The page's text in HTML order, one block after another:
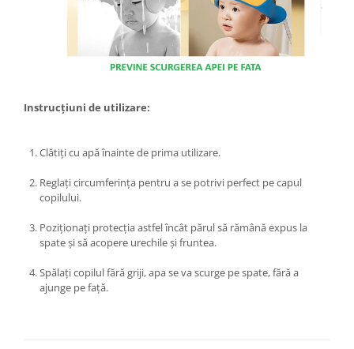
Kit-uri Supravietuire si Accesorii
Curatenie si menaj
Accesorii ingrijire casa
Aparate de calcat
Cutii depozitare diverse
Cutii pentru chei
Maturi, mopuri si galeti
Organizatoare imbracaminte si
incaltaminte
Perii de curatare
Instrucțiuni de utilizare:
Clătiți cu apă înainte de prima utilizare.
Reglați circumferința pentru a se potrivi perfect pe capul
copilului.
Poziționați protecția astfel încât părul să rămână expus la
spate și să acopere urechile și fruntea.
Spălați copilul fără griji, apa se va scurge pe spate, fără a
ajunge pe față.